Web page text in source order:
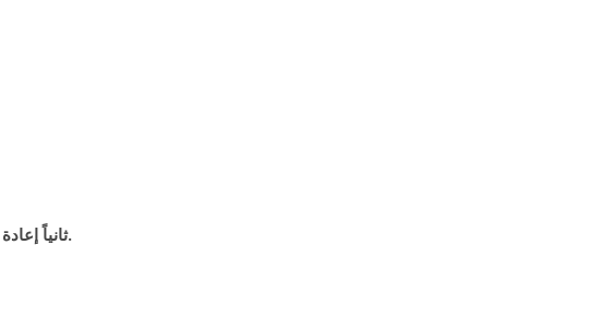
ثانياً إعادة ترتيب التيترات وذلك إما بدمج بعض التيترات لتجنب السرعة بظهورها و إختفائها أو بزيادة وقت الظهور.